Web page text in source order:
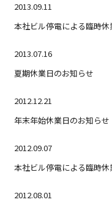
2013.09.11
本社ビル停電による臨時
2013.07.16
夏期休業日のお知らせ
2012.12.21
年末年始休業日のお知らせ
2012.09.07
本社ビル停電による臨時
2012.08.01